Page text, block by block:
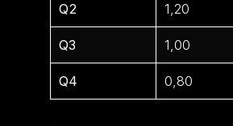
Q2 1,20
Q3 1,00
Q4 0,80